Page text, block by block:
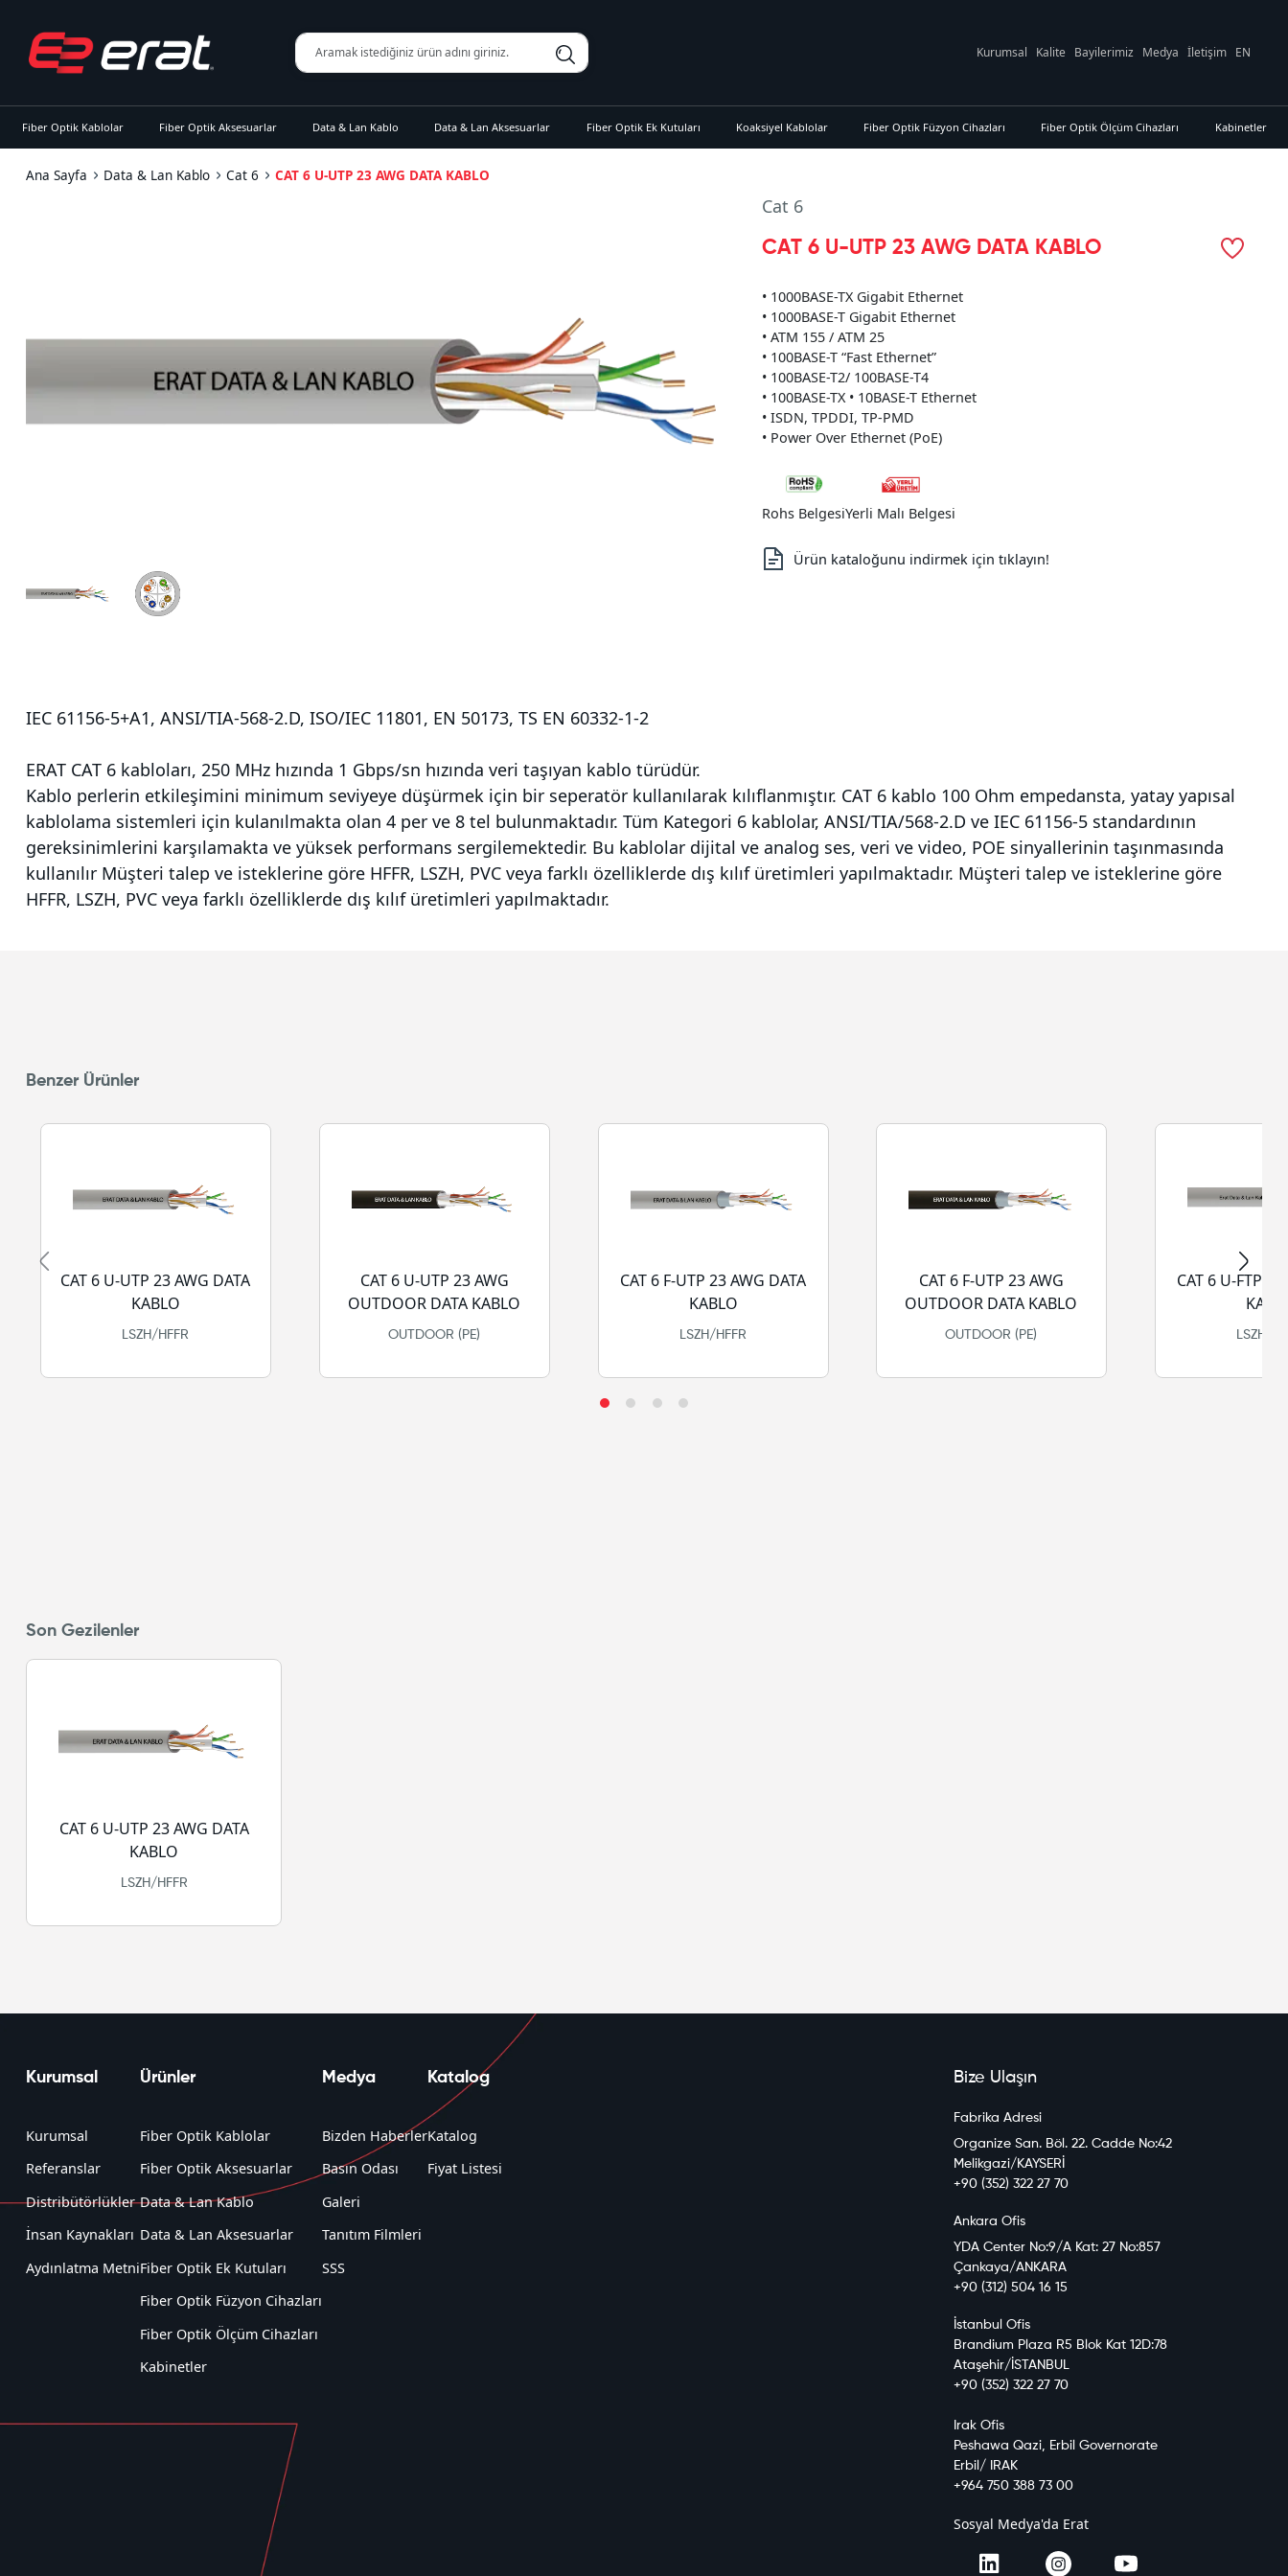
Kurumsal Kalite Bayilerimiz Medya İletişim EN
Fiber Optik Kablolar Fiber Optik Aksesuarlar Data & Lan Kablo Data & Lan Aksesuarlar Fiber Optik Ek Kutuları Koaksiyel Kablolar Fiber Optik Füzyon Cihazları Fiber Optik Ölçüm Cihazları Kabinetler
Ana Sayfa Data & Lan Kablo Cat 6 CAT 6 U-UTP 23 AWG DATA KABLO
Cat 6
CAT 6 U-UTP 23 AWG DATA KABLO
• 1000BASE-TX Gigabit Ethernet
• 1000BASE-T Gigabit Ethernet
• ATM 155 / ATM 25
• 100BASE-T “Fast Ethernet”
• 100BASE-T2/ 100BASE-T4
• 100BASE-TX • 10BASE-T Ethernet
• ISDN, TPDDI, TP-PMD
• Power Over Ethernet (PoE)
Rohs BelgesiYerli Malı Belgesi
Ürün kataloğunu indirmek için tıklayın!
IEC 61156-5+A1, ANSI/TIA-568-2.D, ISO/IEC 11801, EN 50173, TS EN 60332-1-2
ERAT CAT 6 kabloları, 250 MHz hızında 1 Gbps/sn hızında veri taşıyan kablo türüdür.
Kablo perlerin etkileşimini minimum seviyeye düşürmek için bir seperatör kullanılarak kılıflanmıştır. CAT 6 kablo 100 Ohm empedansta, yatay yapısal
kablolama sistemleri için kulanılmakta olan 4 per ve 8 tel bulunmaktadır. Tüm Kategori 6 kablolar, ANSI/TIA/568-2.D ve IEC 61156-5 standardının
gereksinimlerini karşılamakta ve yüksek performans sergilemektedir. Bu kablolar dijital ve analog ses, veri ve video, POE sinyallerinin taşınmasında
kullanılır Müşteri talep ve isteklerine göre HFFR, LSZH, PVC veya farklı özelliklerde dış kılıf üretimleri yapılmaktadır. Müşteri talep ve isteklerine göre
HFFR, LSZH, PVC veya farklı özelliklerde dış kılıf üretimleri yapılmaktadır.
Benzer Ürünler
CAT 6 U-UTP 23 AWG DATA
KABLO
LSZH/HFFR
CAT 6 U-UTP 23 AWG
OUTDOOR DATA KABLO
OUTDOOR (PE)
CAT 6 F-UTP 23 AWG DATA
KABLO
LSZH/HFFR
CAT 6 F-UTP 23 AWG
OUTDOOR DATA KABLO
OUTDOOR (PE)
CAT 6 U-FTP
LSZH/
Son Gezilenler
CAT 6 U-UTP 23 AWG DATA
KABLO
LSZH/HFFR
Kurumsal
Kurumsal
Referanslar
Distribütörlükler
İnsan Kaynakları
Aydınlatma Metni
Ürünler
Fiber Optik Kablolar
Fiber Optik Aksesuarlar
Data & Lan Kablo
Data & Lan Aksesuarlar
Fiber Optik Ek Kutuları
Fiber Optik Füzyon Cihazları
Fiber Optik Ölçüm Cihazları
Kabinetler
Medya
Bizden Haberler
Basın Odası
Galeri
Tanıtım Filmleri
SSS
Katalog
Katalog
Fiyat Listesi
Bize Ulaşın
Fabrika Adresi
Organize San. Böl. 22. Cadde No:42
Melikgazi/KAYSERİ
+90 (352) 322 27 70
Ankara Ofis
YDA Center No:9/A Kat: 27 No:857
Çankaya/ANKARA
+90 (312) 504 16 15
İstanbul Ofis
Brandium Plaza R5 Blok Kat 12D:78
Ataşehir/İSTANBUL
+90 (352) 322 27 70
Irak Ofis
Peshawa Qazi, Erbil Governorate
Erbil/ IRAK
+964 750 388 73 00
Sosyal Medya'da Erat